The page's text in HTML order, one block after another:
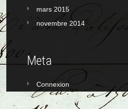
mars 2015
novembre 2014
Meta
Connexion